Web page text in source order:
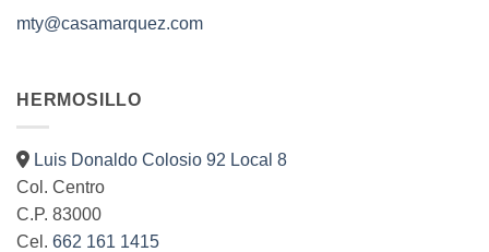
mty@casamarquez.com
HERMOSILLO
Luis Donaldo Colosio 92 Local 8
Col. Centro
C.P. 83000
Cel. 662 161 1415